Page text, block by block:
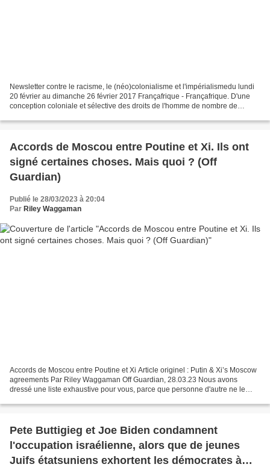
Newsletter contre le racisme, le (néo)colonialisme et l'impérialismedu lundi
20 février au dimanche 26 février 2017 Françafrique - Françafrique. D'une
conception coloniale et sélective des droits de l'homme de nombre de
Accords de Moscou entre Poutine et Xi. Ils ont
signé certaines choses. Mais quoi ? (Off
Guardian)
Publié le 28/03/2023 à 20:04
Par Riley Waggaman
Accords de Moscou entre Poutine et Xi Article originel : Putin & Xi’s Moscow
agreements Par Riley Waggaman Off Guardian, 28.03.23 Nous avons
dressé une liste exhaustive pour vous, parce que personne d'autre ne le
Pete Buttigieg et Joe Biden condamnent
l'occupation israélienne, alors que de jeunes
Juifs étatsuniens exhortent les démocrates à